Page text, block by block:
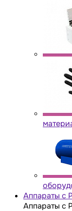
Аппараты с
Аппараты с